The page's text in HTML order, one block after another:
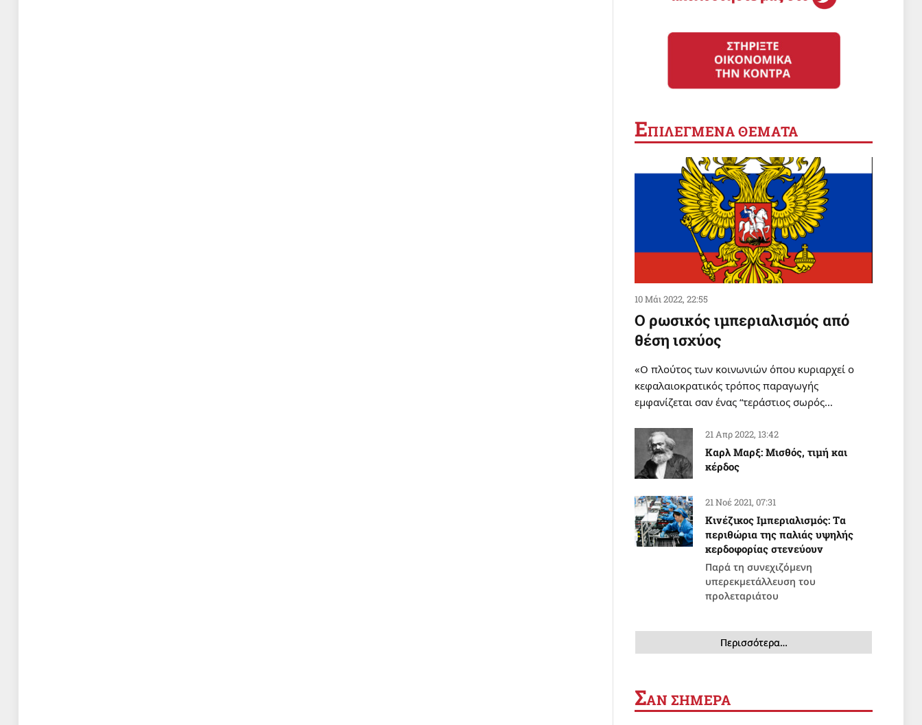
ΕΠΙΛΕΓΜΕΝΑ ΘΕΜΑΤΑ
10 Μάι 2022, 22:55
Ο ρωσικός ιμπεριαλισμός από
θέση ισχύος
«Ο πλούτος των κοινωνιών όπου κυριαρχεί ο
κεφαλαιοκρατικός τρόπος παραγωγής
εμφανίζεται σαν ένας “τεράστιος σωρός…
21 Απρ 2022, 13:42
Καρλ Μαρξ: Μισθός, τιμή και
κέρδος
21 Νοέ 2021, 07:31
Κινέζικος Ιμπεριαλισμός: Tα
περιθώρια της παλιάς υψηλής
κερδοφορίας στενεύουν
Παρά τη συνεχιζόμενη
υπερεκμετάλλευση του
προλεταριάτου
Περισσότερα…
ΣΑΝ ΣΗΜΕΡΑ